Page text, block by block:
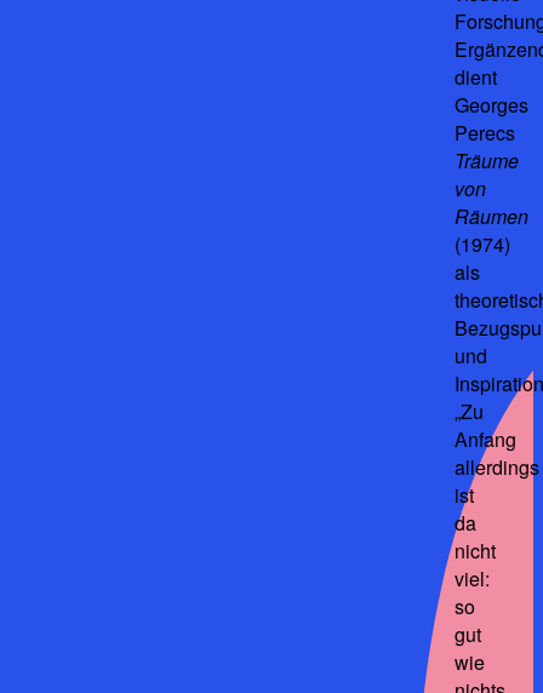
dient
Georges
Perecs
Träume
von
Räumen
(1974)
als
und
„Zu
Anfang
allerdings
ist
da
nicht
viel:
so
gut
wie